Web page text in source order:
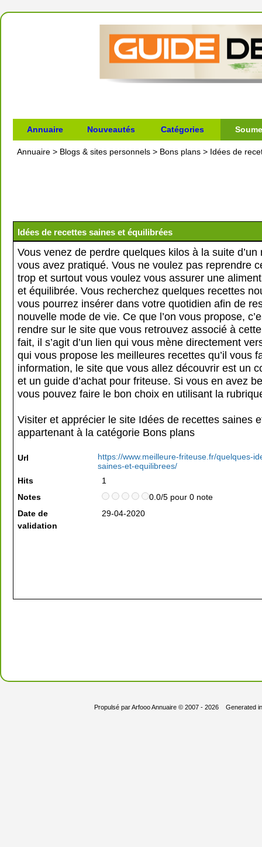
Annuaire Nouveautés Catégories
Annuaire > Blogs & sites personnels > Bons plans > Idées de
Idées de recettes saines et équilibrées
Vous venez de perdre quelques kilos à la suite d’un
vous avez pratiqué. Vous ne voulez pas reprendre
trop et surtout vous voulez vous assurer une
et équilibrée. Vous recherchez quelques recettes
vous pourrez insérer dans votre quotidien afin de
nouvelle mode de vie. Ce que l’on vous propose,
rendre sur le site que vous retrouvez associé à
fait, il s’agit d’un lien qui vous mène directement
qui vous propose les meilleures recettes qu’il vous
information, le site que vous allez découvrir est un
et un guide d’achat pour friteuse. Si vous en avez
vous pouvez faire le bon choix en utilisant la
Visiter et apprécier le site Idées de recettes saines
appartenant à la catégorie Bons plans
Url
https://www.meilleure-friteuse.fr/quelques-
saines-et-equilibrees/
Hits
1
Notes
0.0/5 pour 0 note
Date de
validation
29-04-2020
Propulsé parArfooo Annuaire© 2007 - 2026 Generated